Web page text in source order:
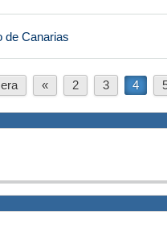
de Canarias
« 2 3 4